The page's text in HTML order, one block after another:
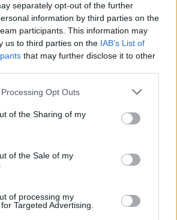
separately opt-out of the further
information by third parties on the
participants. This information may
us to third parties on the IAB’s List of
that may further disclose it to other
website/app uses one or more Google
or usage behaviour. You may click to
to Google and its third-party tags to
specified purposes in below Google
Opt Outs
of the Sharing of my
of the Sale of my
of processing my
Targeted Advertising.
επίθεση.
όλα τα νέα για τα